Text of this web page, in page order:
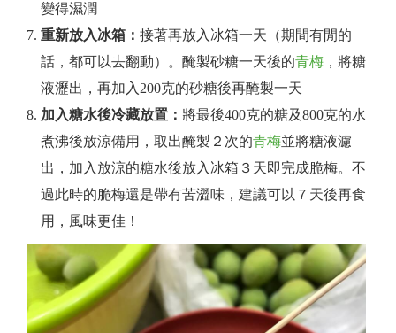
變得濕潤
重新放入冰箱： 接著再放入冰箱一天（期間有閒的
話，都可以去翻動）。醃製砂糖一天後的青梅 ，將糖
液瀝出，再加入200克的砂糖後再醃製一天
加入糖水後冷藏放置： 將最後400克的糖及800克的水
煮沸後放涼備用，取出醃製２次的青梅並將糖液濾
出，加入放涼的糖水後放入冰箱３天即完成脆梅。不
過此時的脆梅還是帶有苦澀味，建議可以７天後再食
用，風味更佳！